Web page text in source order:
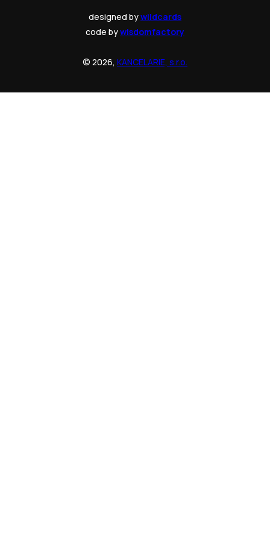
designed bywildcards
code bywisdomfactory
© 2026, KANCELARIE, s.r.o.